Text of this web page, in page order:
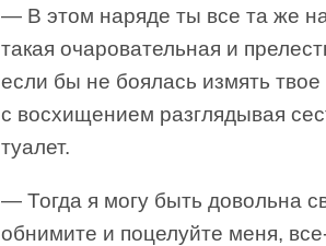
— В этом наряде ты все та же
такая очаровательная и
если бы не боялась измять
с восхищением разглядывая
туалет.
— Тогда я могу быть довольна
обнимите и поцелуйте меня,